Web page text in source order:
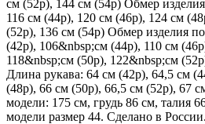
см (52р), 144 см (54р) Обмер
116 см (44р), 120 см (46р), 124 см
(52р), 136 см (54р) Обмер изделия
(42р), 106&nbsp;см (44р), 110 см
118&nbsp;см (50р), 122&nbsp;см
Длина рукава: 64 см (42р), 64,5 см
(48р), 66 см (50р), 66,5 см (52р), 67
модели: 175 см, грудь 86 см, талия
модели размер 44. Сделано в России.